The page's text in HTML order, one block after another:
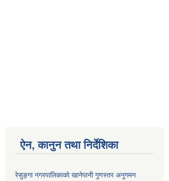
ऐन, कानुन तथा निर्देशिका
रेसुङ्गा नगरपालिकाको खानेपानी गुणस्तर अनुगमन